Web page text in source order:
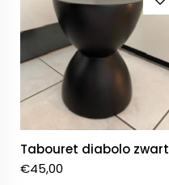
Tabouret diabolo zwart
€45,00